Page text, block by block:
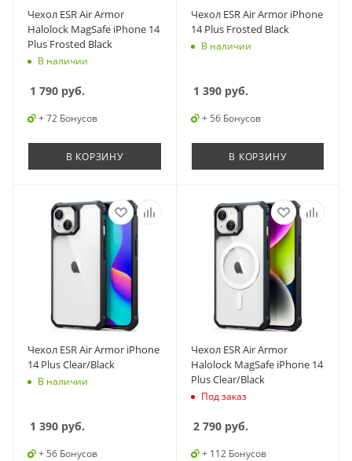
Чехол ESR Air Armor
Halolock MagSafe iPhone 14
Plus Frosted Black
В наличии
1 790 руб.
+ 72 Бонусов
В КОРЗИНУ
Чехол ESR Air Armor iPhone
14 Plus Frosted Black
В наличии
1 390руб.
+ 56 Бонусов
В КОРЗИНУ
Чехол ESR Air Armor iPhone
14 Plus Clear/Black
В наличии
1 390 руб.
+ 56 Бонусов
Чехол ESR Air Armor
Halolock MagSafe iPhone 14
Plus Clear/Black
Под заказ
2 790руб.
+ 112 Бонусов